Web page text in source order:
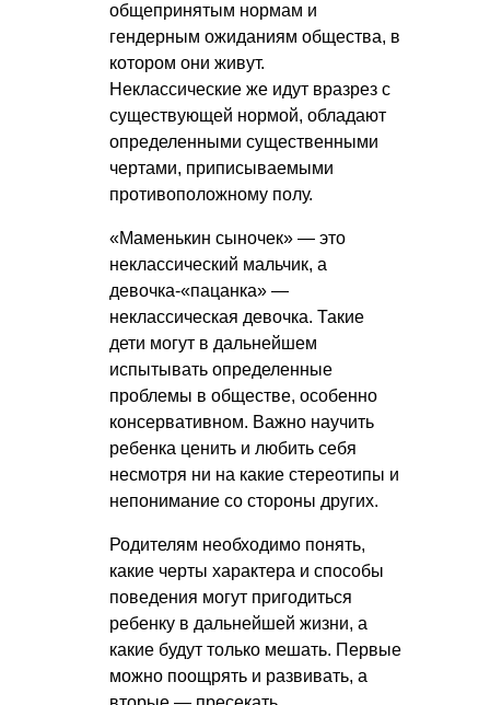
общепринятым нормам и
гендерным ожиданиям общества, в
котором они живут.
Неклассические же идут вразрез с
существующей нормой, обладают
определенными существенными
чертами, приписываемыми
противоположному полу.
«Маменькин сыночек» — это
неклассический мальчик, а
девочка-«пацанка» —
неклассическая девочка. Такие
дети могут в дальнейшем
испытывать определенные
проблемы в обществе, особенно
консервативном. Важно научить
ребенка ценить и любить себя
несмотря ни на какие стереотипы и
непонимание со стороны других.
Родителям необходимо понять,
какие черты характера и способы
поведения могут пригодиться
ребенку в дальнейшей жизни, а
какие будут только мешать. Первые
можно поощрять и развивать, а